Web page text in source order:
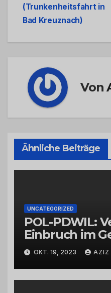
(Trunkenheitsfahrt in
Bad Kreuznach)
Von
Ähnliche Beiträge
UNCATEGORIZED
POL-PDWIL:
Einbruch im
Wittlich
OKT. 19, 2023 AZIZ